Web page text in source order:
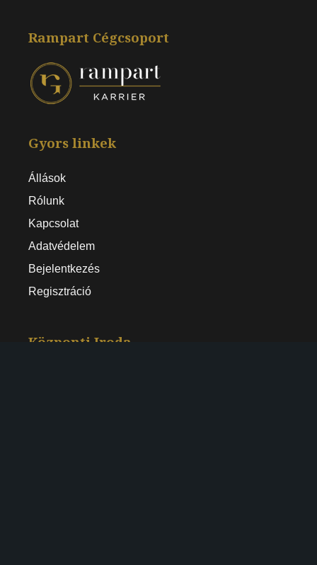
Rampart Cégcsoport
Gyors linkek
Állások
Rólunk
Kapcsolat
Adatvédelem
Bejelentkezés
Regisztráció
Központi Iroda